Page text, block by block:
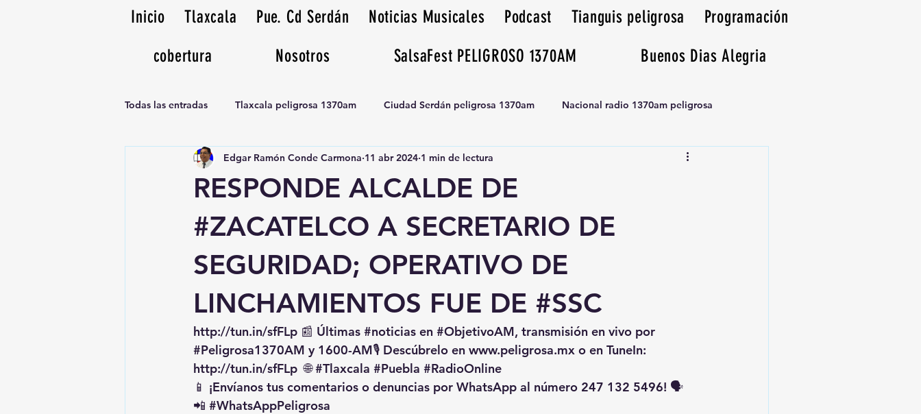
Inicio Tlaxcala Pue. Cd Serdán Noticias Musicales Podcast Tianguis peligrosa
Programación
cobertura
Nosotros SalsaFest PELIGROSO 1370AM Buenos Dias Alegria
Todas las entradas Tlaxcala peligrosa 1370am Ciudad Serdán peligrosa 1370am Nacional radio 1370am peligrosa
Noticias Musicales radio 1370am Tianguis peligrosa 1370am huamantla
RESPONDE ALCALDE DE
#ZACATELCO A SECRETARIO DE
SEGURIDAD; OPERATIVO DE
LINCHAMIENTOS FUE DE #SSC
Edgar Ramón Conde Carmona 11 abr 2024 1 min de lectura
http://tun.in/sfFLp 📰 Últimas #noticias en #ObjetivoAM, transmisión en vivo por
#Peligrosa1370AM y 1600-AM🎙️ Descúbrelo en www.peligrosa.mx o en TuneIn:
http://tun.in/sfFLp 🌐 #Tlaxcala #Puebla #RadioOnline
📱 ¡Envíanos tus comentarios o denuncias por WhatsApp al número 247 132 5496! 🗣️
📲 #WhatsAppPeligrosa